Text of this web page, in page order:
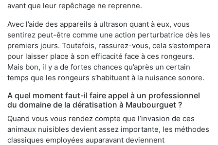
avant que leur repêchage ne reprenne.
Avec l’aide des appareils à ultrason quant à eux, vous
sentirez peut-être comme une action perturbatrice dès les
premiers jours. Toutefois, rassurez-vous, cela s’estompera
pour laisser place à son efficacité face à ces rongeurs.
Mais bon, il y a de fortes chances qu’après un certain
temps que les rongeurs s’habituent à la nuisance sonore.
A quel moment faut-il faire appel à un professionnel
du domaine de la dératisation à Maubourguet ?
Quand vous vous rendez compte que l’invasion de ces
animaux nuisibles devient assez importante, les méthodes
classiques employées auparavant deviennent